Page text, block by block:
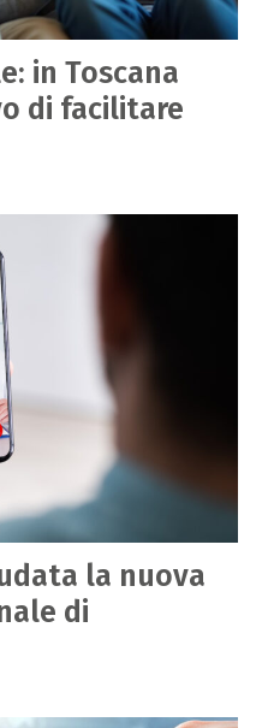
in Toscana
di facilitare
la nuova
di